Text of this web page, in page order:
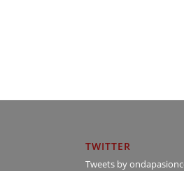
TWITTER
Tweets by